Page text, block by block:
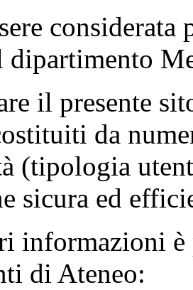
dipartimento
il presente
da
(tipologia
sicura ed
informazioni è
di Ateneo: